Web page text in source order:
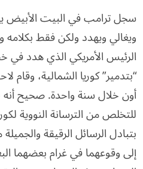
سجل ترامب في البيت الأبيض
ويغالي ويهدد ولكن فقط
الرئيس الأمريكي الذي هدد في
“بتدمير” كوريا الشمالية، وقام
أون خلال سنة واحدة. صحيح
للتخلص من الترسانة النووية
بتبادل الرسائل الرقيقة
إلى وقوعهما في غرام بعضهما